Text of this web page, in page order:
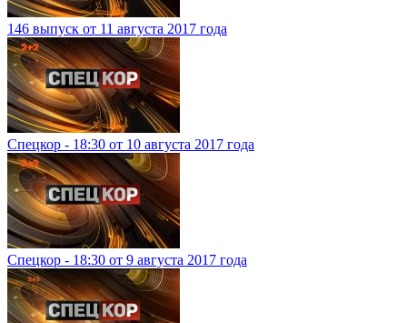
146 выпуск от 11 августа 2017 года
Спецкор - 18:30 от 10 августа 2017 года
Спецкор - 18:30 от 9 августа 2017 года